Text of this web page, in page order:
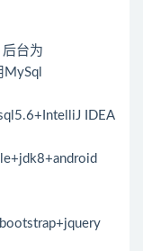
台为
IDEA